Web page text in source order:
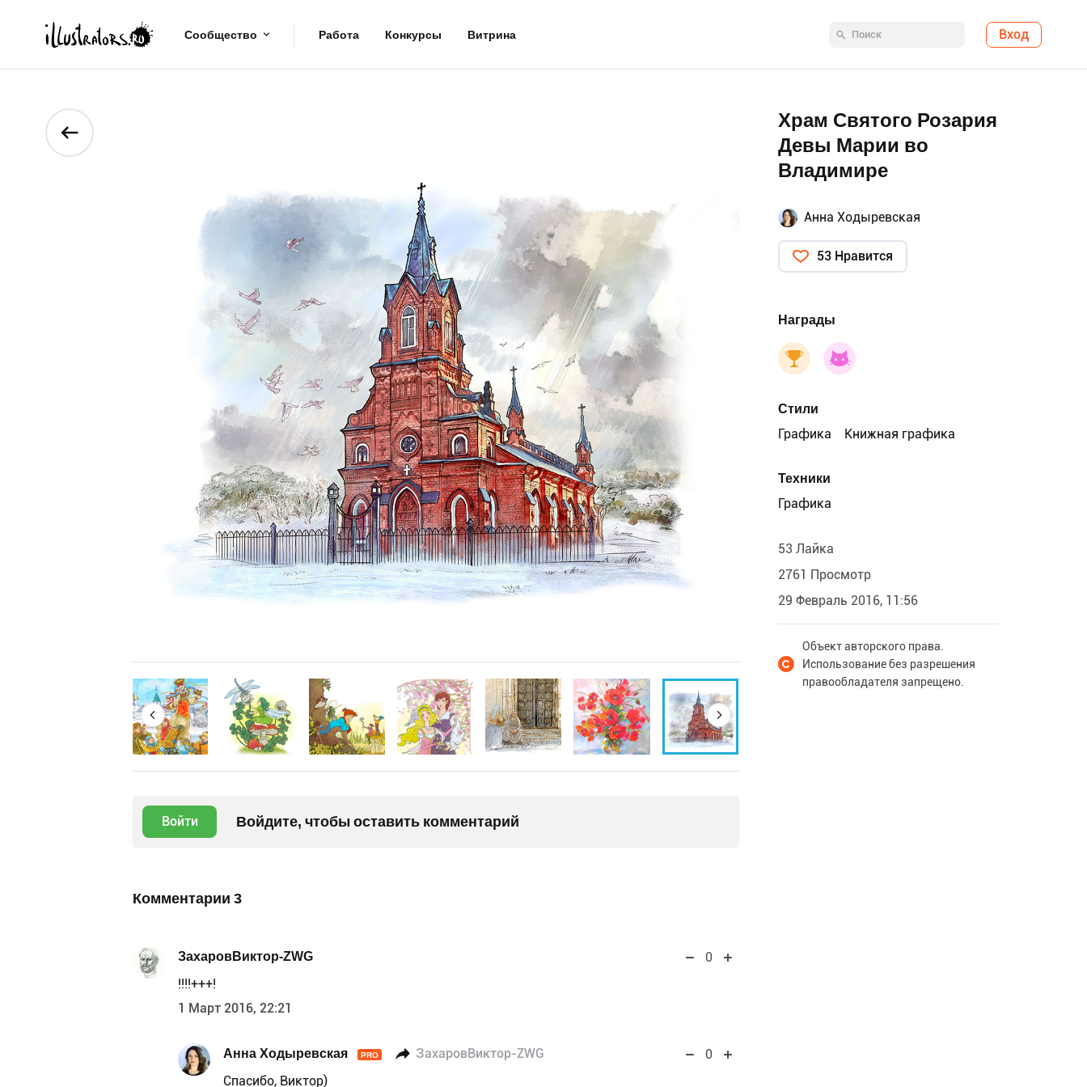
Сообщество Работа Конкурсы Витрина Вход
Войти Войдите, чтобы оставить комментарий
Комментарии 3
ЗахаровВиктор-ZWG
0
!!!!+++!
1 Март 2016, 22:21
Анна Ходыревская PRO ЗахаровВиктор-ZWG
0
Спасибо, Виктор)
Храм Святого Розария
Девы Марии во
Владимире
Анна Ходыревская
53 Нравится
Награды
Стили
Графика
Книжная графика
Техники
Графика
53 Лайка
2761 Просмотр
29 Февраль 2016, 11:56
Объект авторского права.
Использование без разрешения
правообладателя запрещено.